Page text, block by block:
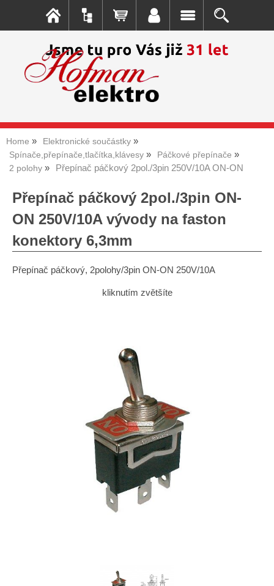
Home
Elektronické součástky
Spínače,přepínače,tlačítka,klávesy
Páčkové přepínače
2 polohy
Přepínač páčkový 2pol./3pin 250V/10A ON-ON
Přepínač páčkový 2pol./3pin ON-
ON 250V/10A vývody na faston
konektory 6,3mm
Přepínač páčkový, 2polohy/3pin ON-ON 250V/10A
kliknutím zvětšíte